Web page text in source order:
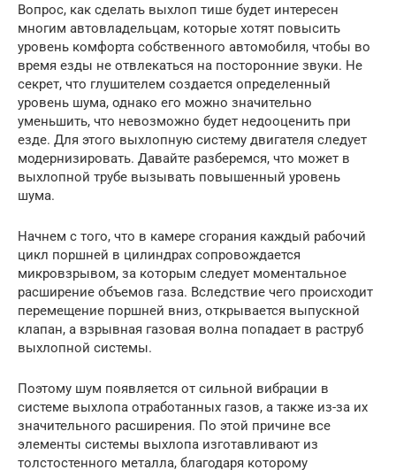
Вопрос, как сделать выхлоп тише будет интересен
многим автовладельцам, которые хотят повысить
уровень комфорта собственного автомобиля, чтобы во
время езды не отвлекаться на посторонние звуки. Не
секрет, что глушителем создается определенный
уровень шума, однако его можно значительно
уменьшить, что невозможно будет недооценить при
езде. Для этого выхлопную систему двигателя следует
модернизировать. Давайте разберемся, что может в
выхлопной трубе вызывать повышенный уровень
шума.
Начнем с того, что в камере сгорания каждый рабочий
цикл поршней в цилиндрах сопровождается
микровзрывом, за которым следует моментальное
расширение объемов газа. Вследствие чего происходит
перемещение поршней вниз, открывается выпускной
клапан, а взрывная газовая волна попадает в раструб
выхлопной системы.
Поэтому шум появляется от сильной вибрации в
системе выхлопа отработанных газов, а также из-за их
значительного расширения. По этой причине все
элементы системы выхлопа изготавливают из
толстостенного металла, благодаря которому